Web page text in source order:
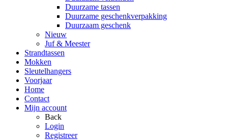
Duurzame tassen
Duurzame geschenkverpakking
Duurzaam geschenk
Nieuw
Juf & Meester
Strandtassen
Mokken
Sleutelhangers
Voorjaar
Home
Contact
Mijn account
Back
Login
Registreer